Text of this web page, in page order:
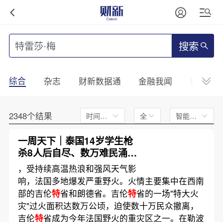
搜索
综合 杂志 财新数据通 金融我闻 财新
2348个结果 时间不限 全文 智能排序
一周天下｜泰国14岁学生枪
杀8人后自尽、数万难民涌入
西班牙飞地休达
，受持续高温热浪和强风天气影
响，法国多地爆发严重野火。火情主要集中在西南
部的吉伦特省和朗德省。吉伦特省的一场"特大火
灾"过火面积达数万公顷，迫使数十万民众撤离，
吉伦特省成为今年法国野火的重灾区之一。在勒波